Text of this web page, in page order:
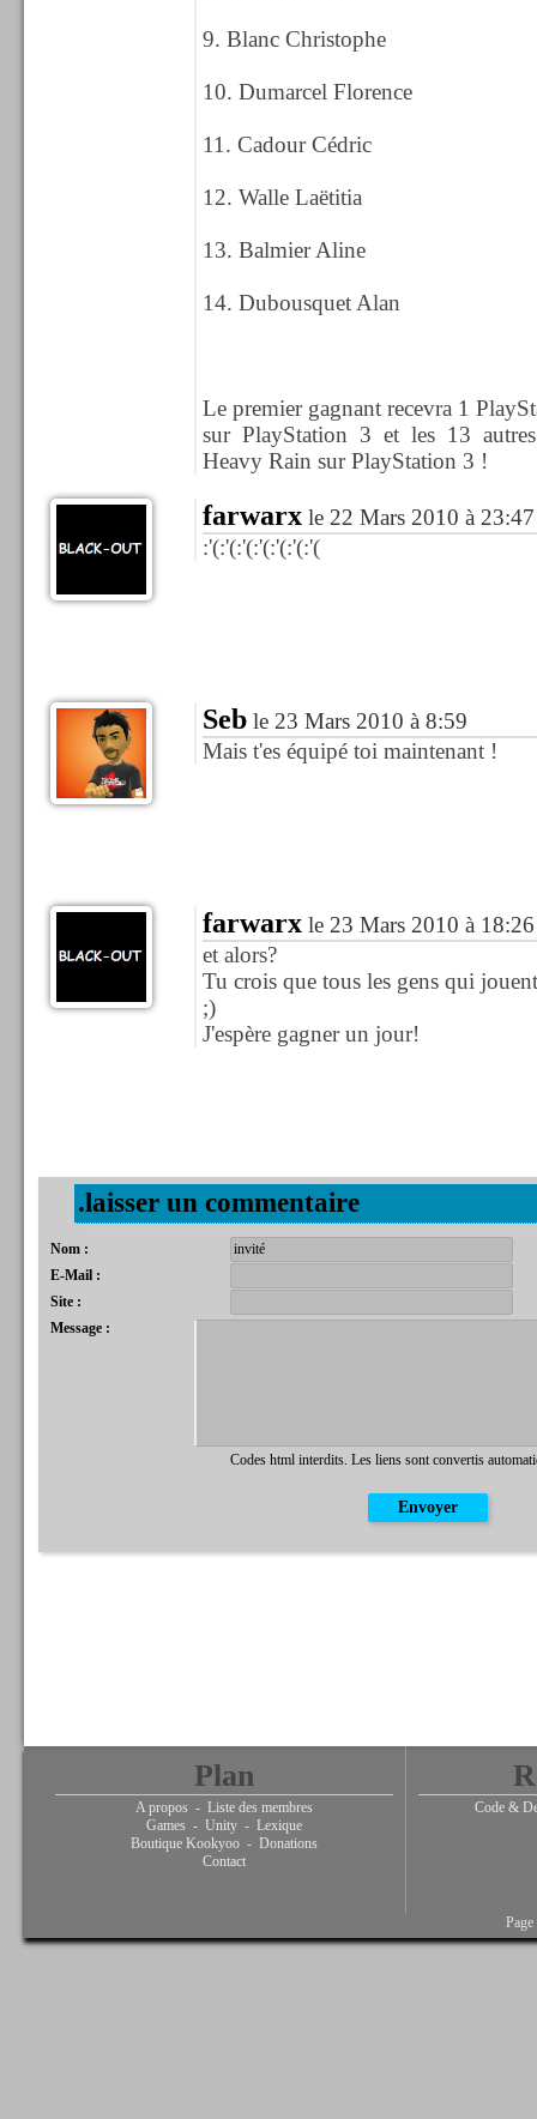
9. Blanc Christophe
10. Dumarcel Florence
11. Cadour Cédric
12. Walle Laëtitia
13. Balmier Aline
14. Dubousquet Alan
Le premier gagnant recevra 1
sur PlayStation 3 et les 13
Heavy Rain sur PlayStation 3 !
farwarxle 22 Mars 2010 à 23:47
:'(:'(:'(:'(:'(:'(:'(
Seble 23 Mars 2010 à 8:59
Mais t'es équipé toi maintenant !
farwarxle 23 Mars 2010 à 18:26
et alors?
Tu crois que tous les gens qui
;)
J'espère gagner un jour!
.laisser un commentaire
Nom :
E-Mail :
Site :
Message :
Codes html interdits. Les liens sont convertis
Plan
A propos - Liste des membres
Games - Unity - Lexique
Boutique Kookyoo - Donations
Contact
Code &